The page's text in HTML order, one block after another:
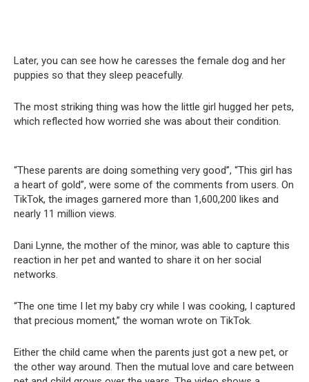
Later, you can see how he caresses the female dog and her
puppies so that they sleep peacefully.
The most striking thing was how the little girl hugged her pets,
which reflected how worried she was about their condition.
“These parents are doing something very good”, “This girl has
a heart of gold”, were some of the comments from users. On
TikTok, the images garnered more than 1,600,200 likes and
nearly 11 million views.
Dani Lynne, the mother of the minor, was able to capture this
reaction in her pet and wanted to share it on her social
networks.
“The one time I let my baby cry while I was cooking, I captured
that precious moment,” the woman wrote on TikTok.
Either the child came when the parents just got a new pet, or
the other way around. Then the mutual love and care between